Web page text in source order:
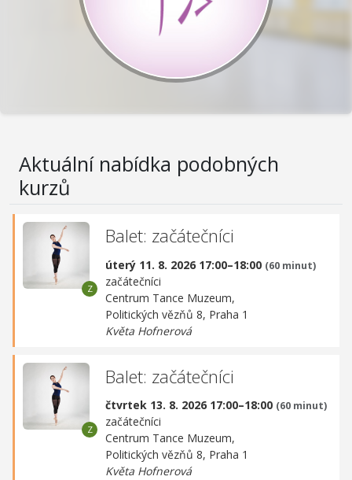
Aktuální nabídka podobných
kurzů
Balet: začátečníci
úterý 11. 8. 2026 17:00–18:00 (60 minut)
začátečníci
Centrum Tance Muzeum,
Politických vězňů 8, Praha 1
Květa Hofnerová
Balet: začátečníci
čtvrtek 13. 8. 2026 17:00–18:00 (60 minut)
začátečníci
Centrum Tance Muzeum,
Politických vězňů 8, Praha 1
Květa Hofnerová